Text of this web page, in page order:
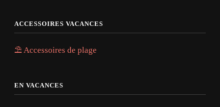
ACCESSOIRES VACANCES
⛱️ Accessoires de plage
EN VACANCES